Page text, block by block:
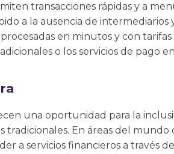
transacciones rápidas y a
a la ausencia de intermediarios
en minutos y con
o los servicios de pago
una oportunidad para la
tradicionales. En áreas del
a servicios financieros a través